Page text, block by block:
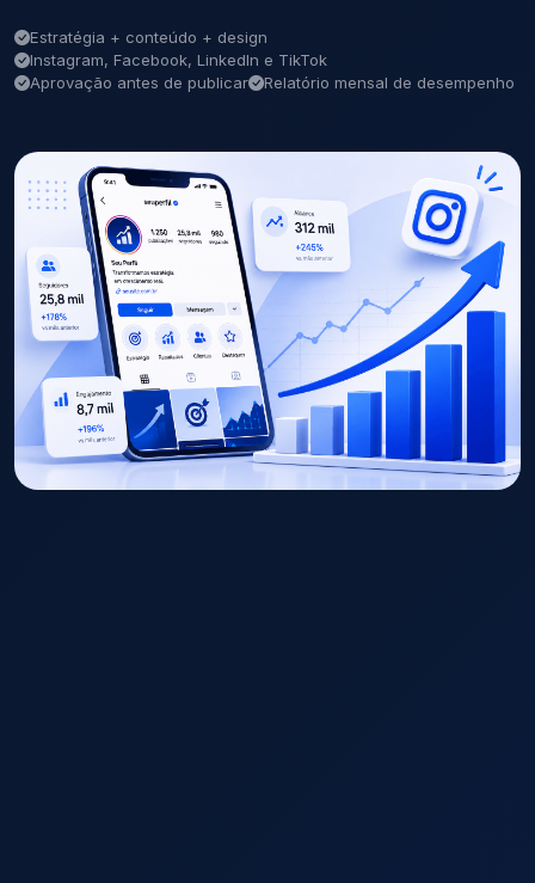
Estratégia + conteúdo + design
Instagram, Facebook, LinkedIn e TikTok
Aprovação antes de publicar
Relatório mensal de desempenho